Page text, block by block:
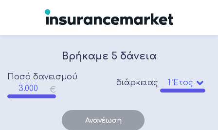
Βρήκαμε 5 δάνεια
Ποσό δανεισμού
διάρκειας
Ανανέωση